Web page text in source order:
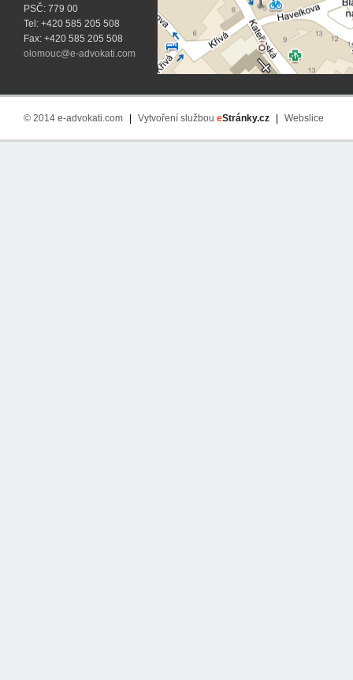
PSČ: 779 00
Tel: +420 585 205 508
Fax: +420 585 205 508
olomouc@e-advokati.com
© 2014 e-advokati.com Vytvoření službou eStránky.cz Webslice